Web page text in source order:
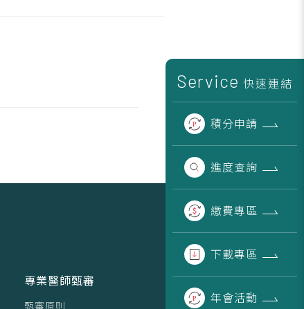
Service 快速連結
積分申請
進度查詢
繳費專區
下載專區
年會活動
專業醫師甄審
甄審原則